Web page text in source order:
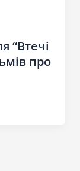
“Втечі
про